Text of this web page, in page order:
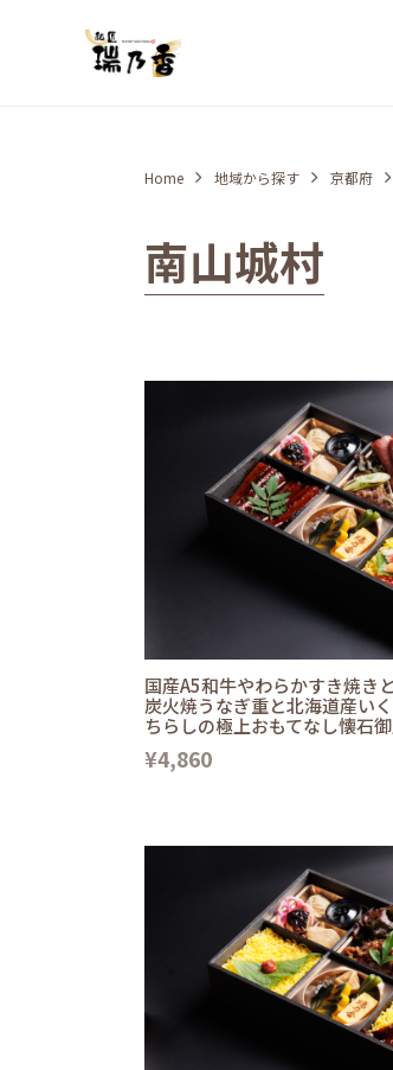
Home 地域から探す 京都府
南山城村
国産A5和牛やわらかすき焼き
炭火焼うなぎ重と北海道産い
ちらしの極上おもてなし懐石
¥4,860